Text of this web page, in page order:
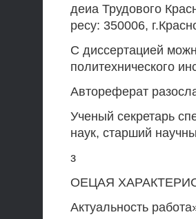
деиа Трудового
ресу: 350006,
С диссертацией
политехнического
Автореферат
Ученый секретарь
наук, старший
з
ОЕЦАЯ
Актуальность